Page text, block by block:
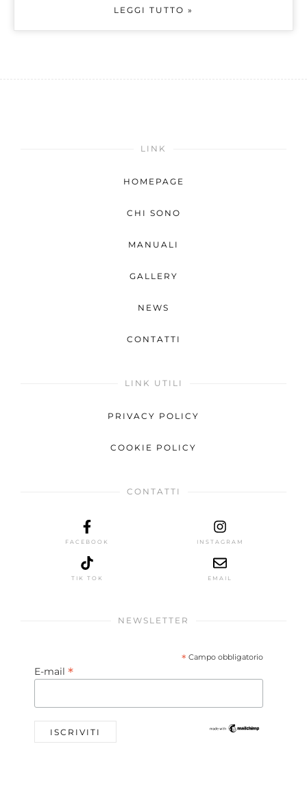
LEGGI TUTTO »
LINK
HOMEPAGE
CHI SONO
MANUALI
GALLERY
NEWS
CONTATTI
LINK UTILI
PRIVACY POLICY
COOKIE POLICY
CONTATTI
FACEBOOK INSTAGRAM
TIK TOK EMAIL
NEWSLETTER
* Campo obbligatorio
E-mail *